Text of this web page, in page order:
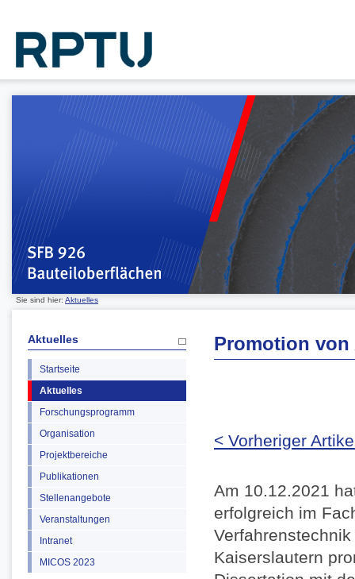
Sie sind hier: Aktuelles
Aktuelles
Startseite
Aktuelles
Forschungsprogramm
Organisation
Projektbereiche
Publikationen
Stellenangebote
Veranstaltungen
Intranet
MICOS 2023
Promotion von
< Vorheriger
Am 10.12.2021
erfolgreich im
Kaiserslautern